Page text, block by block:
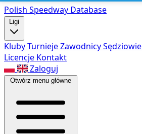
Polish Speedway Database
Ligi
KlubyTurniejeZawodnicySędziowie
Licencje Kontakt
Zaloguj
Otwórz menu główne